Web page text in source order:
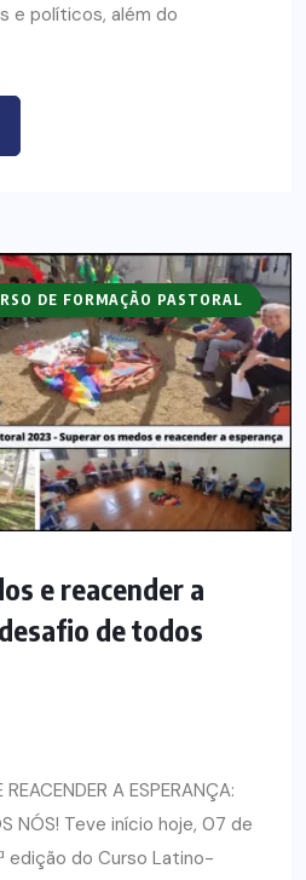
e políticos, além do
DE FORMAÇÃO PASTORAL
e reacender a
de todos
A ESPERANÇA:
NÓS! Teve início hoje, 07 de
edição do Curso Latino-